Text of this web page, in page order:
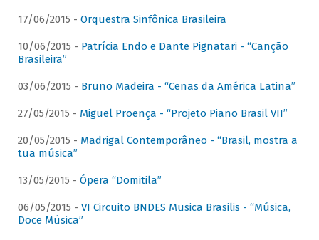
17/06/2015 - Orquestra Sinfônica Brasileira
10/06/2015 - Patrícia Endo e Dante Pignatari - “Canção
Brasileira”
03/06/2015 - Bruno Madeira - “Cenas da América Latina”
27/05/2015 - Miguel Proença - “Projeto Piano Brasil VII”
20/05/2015 - Madrigal Contemporâneo - “Brasil, mostra a
tua música”
13/05/2015 - Ópera “Domitila”
06/05/2015 - VI Circuito BNDES Musica Brasilis - “Música,
Doce Música”